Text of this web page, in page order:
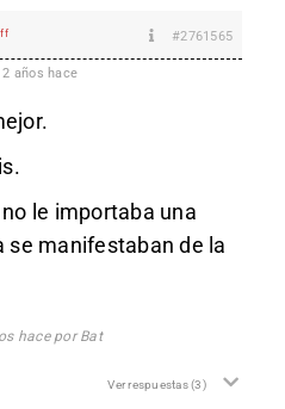
#2761565
2 años hace
le importaba una
se manifestaban de la
hace por Bat
Ver respuestas(3)